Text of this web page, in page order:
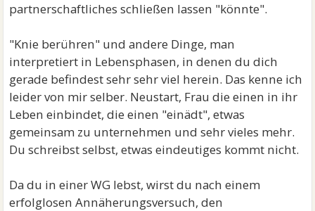
partnerschaftliches schließen lassen "könnte".
"Knie berühren" und andere Dinge, man
interpretiert in Lebensphasen, in denen du dich
gerade befindest sehr sehr viel herein. Das kenne ich
leider von mir selber. Neustart, Frau die einen in ihr
Leben einbindet, die einen "einädt", etwas
gemeinsam zu unternehmen und sehr vieles mehr.
Du schreibst selbst, etwas eindeutiges kommt nicht.
Da du in einer WG lebst, wirst du nach einem
erfolglosen Annäherungsversuch, den